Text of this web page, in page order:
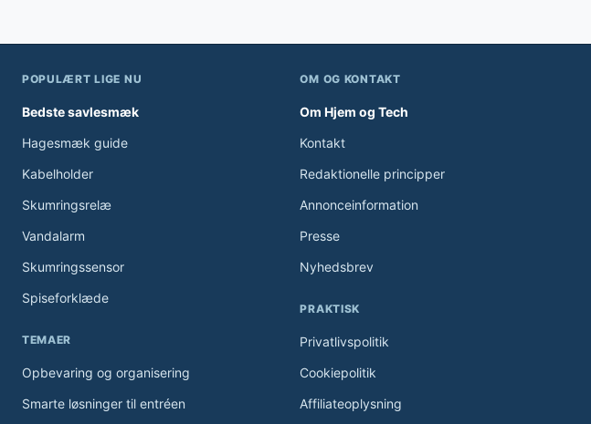
ved
POPULÆRT LIGE NU
Bedste savlesmæk
Hagesmæk guide
Kabelholder
Skumringsrelæ
Vandalarm
Skumringssensor
Spiseforklæde
TEMAER
Opbevaring og organisering
Smarte løsninger til entréen
OM OG KONTAKT
Om Hjem og Tech
Kontakt
Redaktionelle principper
Annonceinformation
Presse
Nyhedsbrev
PRAKTISK
Privatlivspolitik
Cookiepolitik
Affiliateoplysning